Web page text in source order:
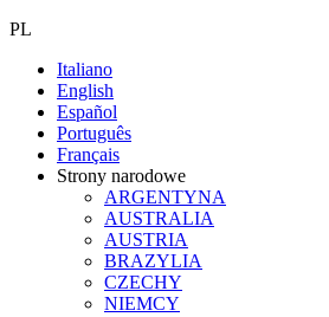
PL
Italiano
English
Español
Português
Français
Strony narodowe
ARGENTYNA
AUSTRALIA
AUSTRIA
BRAZYLIA
CZECHY
NIEMCY